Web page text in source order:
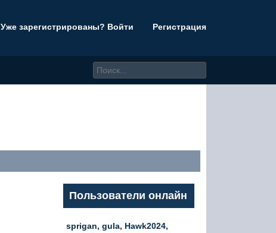
Уже зарегистрированы? Войти Регистрация
Пользователи онлайн
sprigan, gula, Hawk2024,